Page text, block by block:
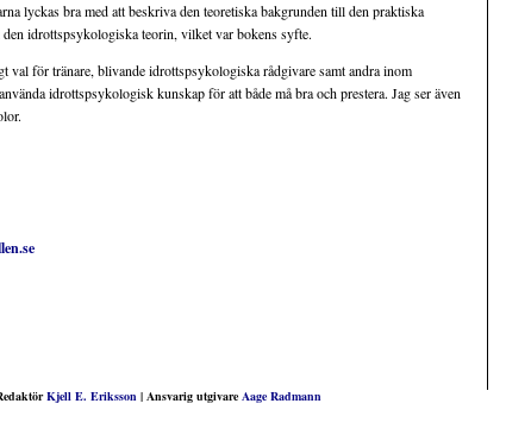
lyckas bra med att beskriva den teoretiska bakgrunden till den praktiska
idrottspsykologiska teorin, vilket var bokens syfte.
val för tränare, blivande idrottspsykologiska rådgivare samt andra inom
idrottspsykologisk kunskap för att både må bra och prestera. Jag ser även
Kjell E. Eriksson| Ansvarig utgivare Aage Radmann